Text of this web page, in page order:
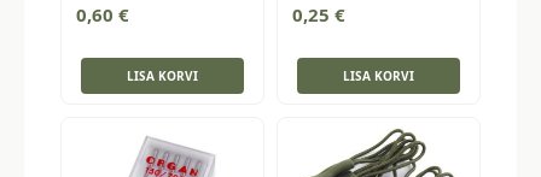
0,60 €
LISA KORVI
0,25 €
LISA KORVI